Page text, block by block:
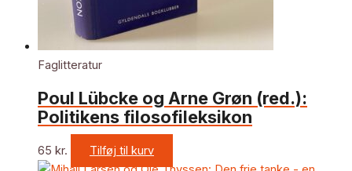
Faglitteratur
Poul Lübcke og Arne Grøn (red.):
Politikens filosofileksikon
65 kr. Tilføj til kurv